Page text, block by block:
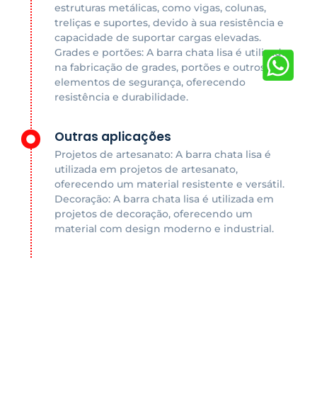
estruturas metálicas, como vigas, colunas,
treliças e suportes, devido à sua resistência e
capacidade de suportar cargas elevadas.
Grades e portões: A barra chata lisa é utilizada
na fabricação de grades, portões e outros
elementos de segurança, oferecendo
resistência e durabilidade.
Outras aplicações
Projetos de artesanato: A barra chata lisa é
utilizada em projetos de artesanato,
oferecendo um material resistente e versátil.
Decoração: A barra chata lisa é utilizada em
projetos de decoração, oferecendo um
material com design moderno e industrial.